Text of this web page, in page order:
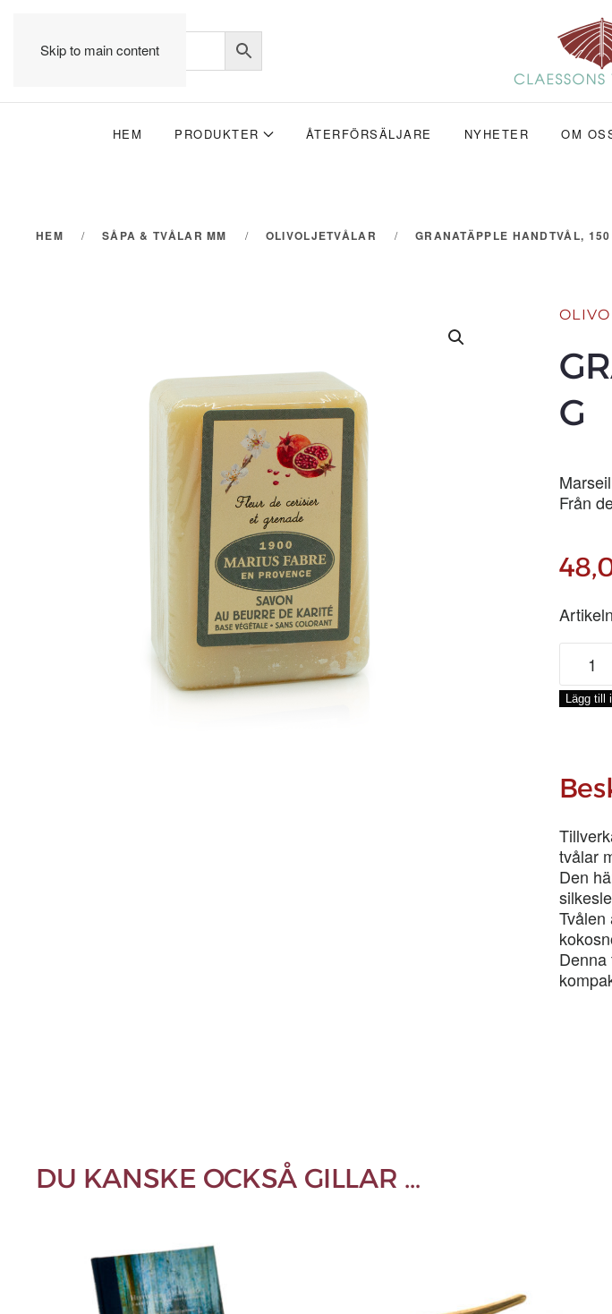
Skip to main content
HEM PRODUKTER ÅTERFÖRSÄLJARE NYHETER OM
HEM SÅPA & TVÅLAR MM OLIVOLJETVÅLAR GRANATÄPPLE HANDTVÅL, 150
G
Från
150
G
Lägg till
tvålar
Den
DU KANSKE OCKSÅ GILLAR …